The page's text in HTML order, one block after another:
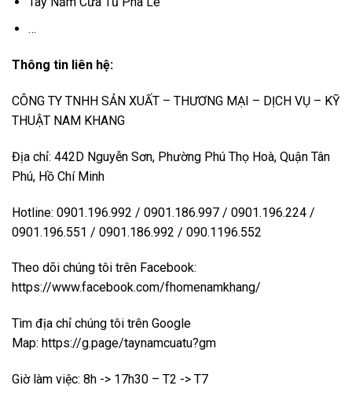
…
Thông tin liên hệ:
CÔNG TY TNHH SẢN XUẤT – THƯƠNG MẠI – DỊCH VỤ – KỸ
THUẬT NAM KHANG
Địa chỉ: 442D Nguyễn Sơn, Phường Phú Thọ Hoà, Quận Tân
Phú, Hồ Chí Minh
Hotline: 0901.196.992 / 0901.186.997 / 0901.196.224 /
0901.196.551 / 0901.186.992 / 090.1196.552
Theo dõi chúng tôi trên Facebook:
https://www.facebook.com/fhomenamkhang/
Tìm địa chỉ chúng tôi trên Google
Map: https://g.page/taynamcuatu?gm
Giờ làm việc: 8h -> 17h30 – T2 -> T7